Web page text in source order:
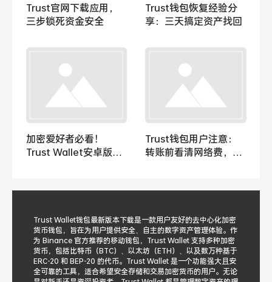
Trust官网下载应用，
三步锁死资金安全
Trust钱包恢复经验分
享：三天搞定资产找回
加密爱好者必看！
Trust Wallet安卓版如
Trust钱包用户注意：
转账前看清网络费，避
Trust Wallet钱包最新版本下载是一款用户友好的去中心化加密
货币钱包，旨在为用户提供安全、自主的数字资产管理体验。作
为 Binance 官方推荐的移动钱包，Trust Wallet 支持多种加密
货币，包括比特币（BTC）、以太坊（ETH）、以及数万种基于
ERC-20 和 BEP-20 的代币。Trust Wallet 是一个功能强大且安
全可靠的工具，适合希望安全存储和交易加密货币的用户。无论